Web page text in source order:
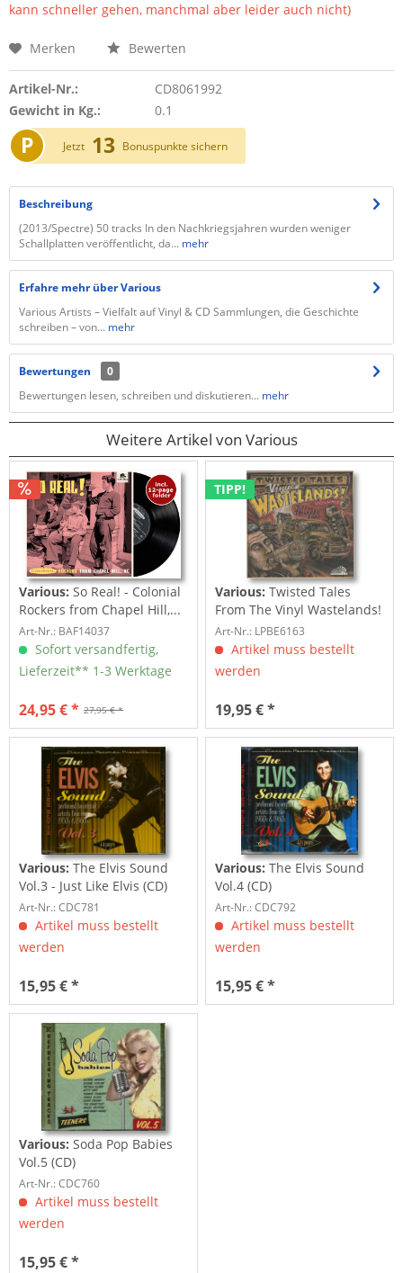
kann schneller gehen, manchmal aber leider auch nicht)
Merken Bewerten
Artikel-Nr.:
CD8061992
Gewicht in Kg.:
0.1
P Jetzt 13 Bonuspunkte sichern
Beschreibung
(2013/Spectre) 50 tracks In den Nachkriegsjahren wurden weniger
Schallplatten veröffentlicht, da... mehr
Erfahre mehr über Various
Various Artists – Vielfalt auf Vinyl & CD Sammlungen, die Geschichte
schreiben – von... mehr
Bewertungen
0
Bewertungen lesen, schreiben und diskutieren... mehr
Weitere Artikel von Various
Various:So Real! - Colonial
Rockers from Chapel Hill,...
Art-Nr.: BAF14037
Sofort versandfertig,
Lieferzeit** 1-3 Werktage
27,95 € *
24,95 € *
TIPP!
Various:Twisted Tales
From The Vinyl Wastelands!
Vol.5...
Art-Nr.: LPBE6163
Artikel muss bestellt
werden
19,95 € *
Various:The Elvis Sound
Vol.3 - Just Like Elvis (CD)
Art-Nr.: CDC781
Artikel muss bestellt
werden
15,95 € *
Various:The Elvis Sound
Vol.4 (CD)
Art-Nr.: CDC792
Artikel muss bestellt
werden
15,95 € *
Various:Soda Pop Babies
Vol.5 (CD)
Art-Nr.: CDC760
Artikel muss bestellt
werden
15,95 € *